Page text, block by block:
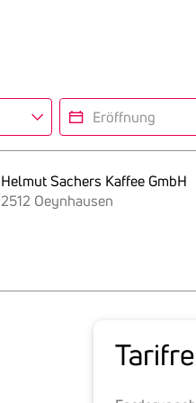
Eröffnung
Helmut Sachers Kaffee GmbH
2512 Oeynhausen